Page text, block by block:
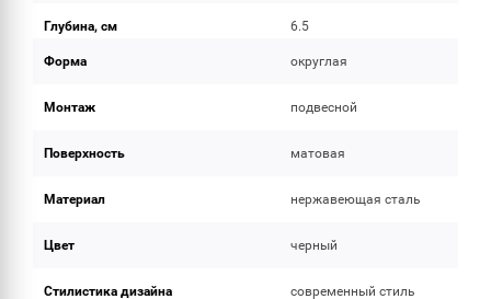
Глубина, см 6.5
Форма округлая
Монтаж подвесной
Поверхность матовая
Материал нержавеющая сталь
Цвет черный
Стилистика дизайна современный стиль